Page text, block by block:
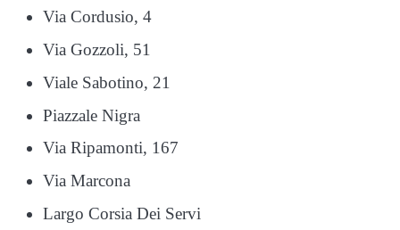
Via Cordusio, 4
Via Gozzoli, 51
Viale Sabotino, 21
Piazzale Nigra
Via Ripamonti, 167
Via Marcona
Largo Corsia Dei Servi